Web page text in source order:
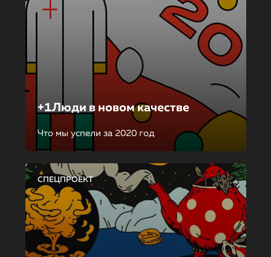
+1Люди в новом качестве
Что мы успели за 2020 год
СПЕЦПРОЕКТ